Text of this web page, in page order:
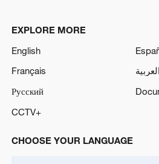
EXPLORE MORE
English
Français
العربية
Русский
CCTV+
CHOOSE YOUR LANGUAGE